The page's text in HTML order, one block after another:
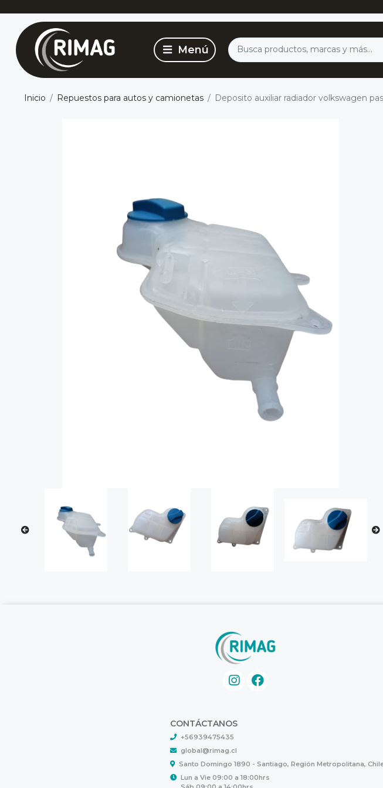
Inicio Repuestos para autos y camionetas Deposito auxiliar radiador volkswagen
CONTÁCTANOS
+56939475435
global@rimag.cl
Santo Domingo 1890 - Santiago, Región Metropolitana, Chile
Lun a Vie 09:00 a 18:00hrs